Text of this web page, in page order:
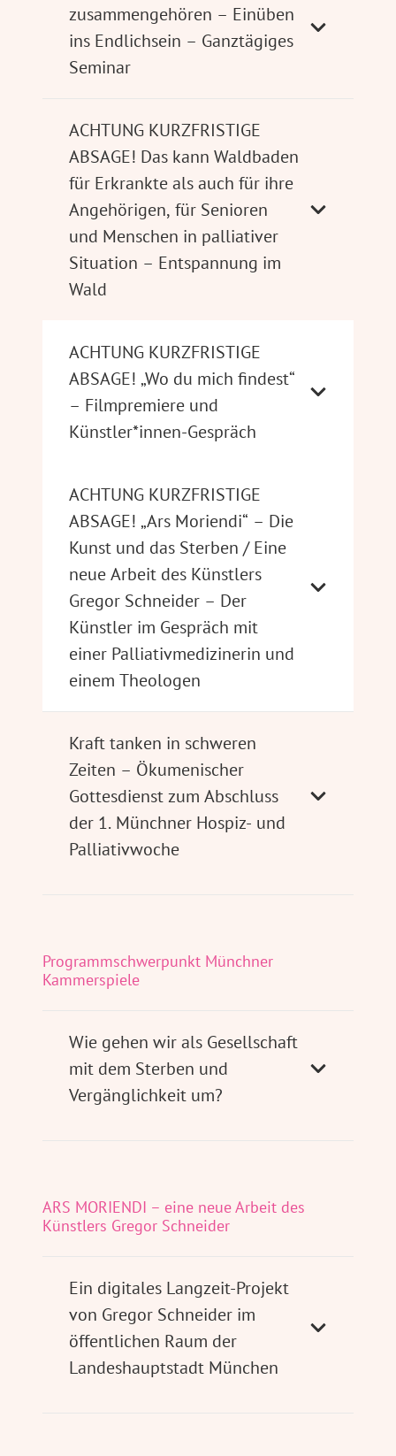
zusammengehören – Einüben
ins Endlichsein – Ganztägiges
Seminar
ACHTUNG KURZFRISTIGE
ABSAGE! Das kann Waldbaden
für Erkrankte als auch für ihre
Angehörigen, für Senioren
und Menschen in palliativer
Situation – Entspannung im
Wald
ACHTUNG KURZFRISTIGE
ABSAGE! „Wo du mich findest“
– Filmpremiere und
Künstler*innen-Gespräch
ACHTUNG KURZFRISTIGE
ABSAGE! „Ars Moriendi“ – Die
Kunst und das Sterben / Eine
neue Arbeit des Künstlers
Gregor Schneider – Der
Künstler im Gespräch mit
einer Palliativmedizinerin und
einem Theologen
Kraft tanken in schweren
Zeiten – Ökumenischer
Gottesdienst zum Abschluss
der 1. Münchner Hospiz- und
Palliativwoche
Programmschwerpunkt Münchner
Kammerspiele
Wie gehen wir als Gesellschaft
mit dem Sterben und
Vergänglichkeit um?
ARS MORIENDI – eine neue Arbeit des
Künstlers Gregor Schneider
Ein digitales Langzeit-Projekt
von Gregor Schneider im
öffentlichen Raum der
Landeshauptstadt München